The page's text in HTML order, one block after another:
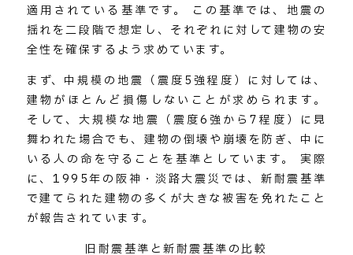
適用されている基準です。 この基準では、地震の
揺れを二段階で想定し、それぞれに対して建物の安
全性を確保するよう求めています。
まず、中規模の地震（震度5強程度）に対しては、
建物がほとんど損傷しないことが求められます。
そして、大規模な地震（震度6強から7程度）に見
舞われた場合でも、建物の倒壊や崩壊を防ぎ、中に
いる人の命を守ることを基準としています。 実際
に、1995年の阪神・淡路大震災では、新耐震基準
で建てられた建物の多くが大きな被害を免れたこと
が報告されています。
旧耐震基準と新耐震基準の比較